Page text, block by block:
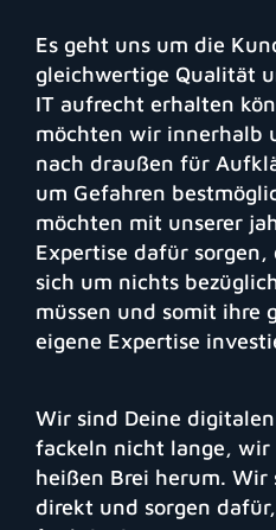
Es geht uns um die
gleichwertige Qualität
IT aufrecht erhalten
möchten wir innerhalb
nach draußen für
um Gefahren
möchten mit unserer
Expertise dafür sorgen,
sich um nichts
müssen und somit ihre
eigene Expertise
Wir sind Deine
fackeln nicht lange,
heißen Brei herum.
direkt und sorgen